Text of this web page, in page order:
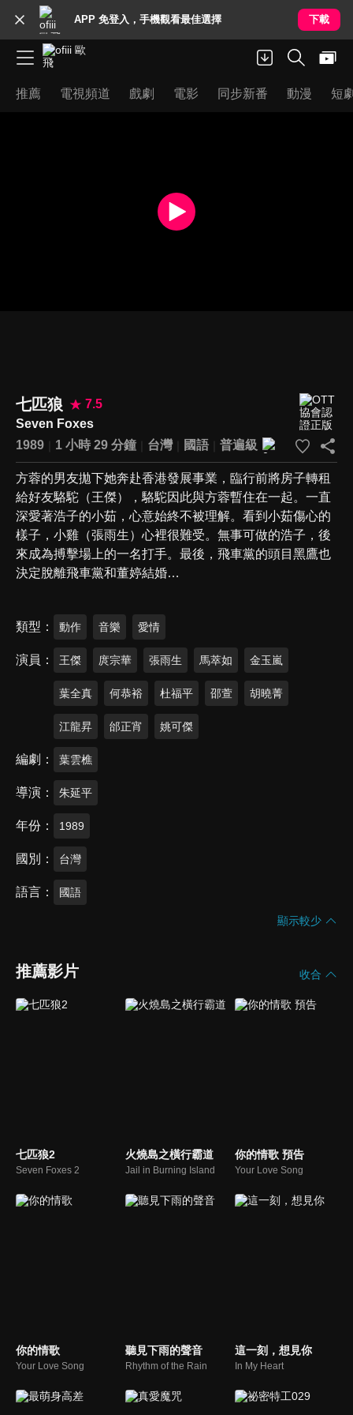
APP 免登入，手機觀看最佳選擇 下載
推薦 電視頻道 戲劇 電影 同步新番 動漫 短
七匹狼
7.5
Seven Foxes
1989
1 小時 29 分鐘 台灣 國語 普遍級
方蓉的男友拋下她奔赴香港發展事業，臨行前將房子轉租
給好友駱駝（王傑），駱駝因此與方蓉暫住在一起。一直
深愛著浩子的小茹，心意始終不被理解。看到小茹傷心的
樣子，小雞（張雨生）心裡很難受。無事可做的浩子，後
來成為搏擊場上的一名打手。最後，飛車黨的頭目黑鷹也
決定脫離飛車黨和董婷結婚…
類型 動作 音樂 愛情
演員 王傑 庹宗華 張雨生 馬萃如 金玉嵐
葉全真 何恭裕 杜福平 邵萱 胡曉菁
江龍昇 邰正宵 姚可傑
編劇 葉雲樵
導演 朱延平
年份 1989
國別 台灣
語言 國語
顯示較少
推薦影片 收合
七匹狼2
Seven Foxes 2
火燒島之橫行霸道
Jail in Burning Island
你的情歌 預告
Your Love Song
你的情歌
Your Love Song
聽見下雨的聲音
Rhythm of the Rain
這一刻，想見你
In My Heart